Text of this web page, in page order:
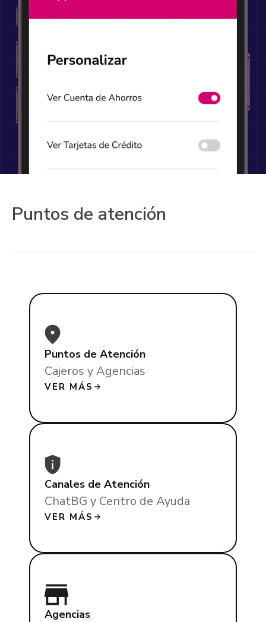
Puntos de atención
Puntos de Atención
Cajeros y Agencias
VER MÁS
Canales de Atención
ChatBG y Centro de Ayuda
VER MÁS
Agencias